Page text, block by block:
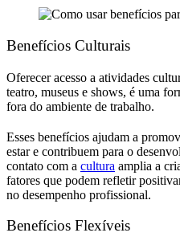
Benefícios Culturais
Oferecer acesso a atividades
teatro, museus e shows, é uma
fora do ambiente de trabalho.
Esses benefícios ajudam a
estar e contribuem para o
contato com a cultura amplia a
fatores que podem refletir
no desempenho profissional.
Benefícios Flexíveis